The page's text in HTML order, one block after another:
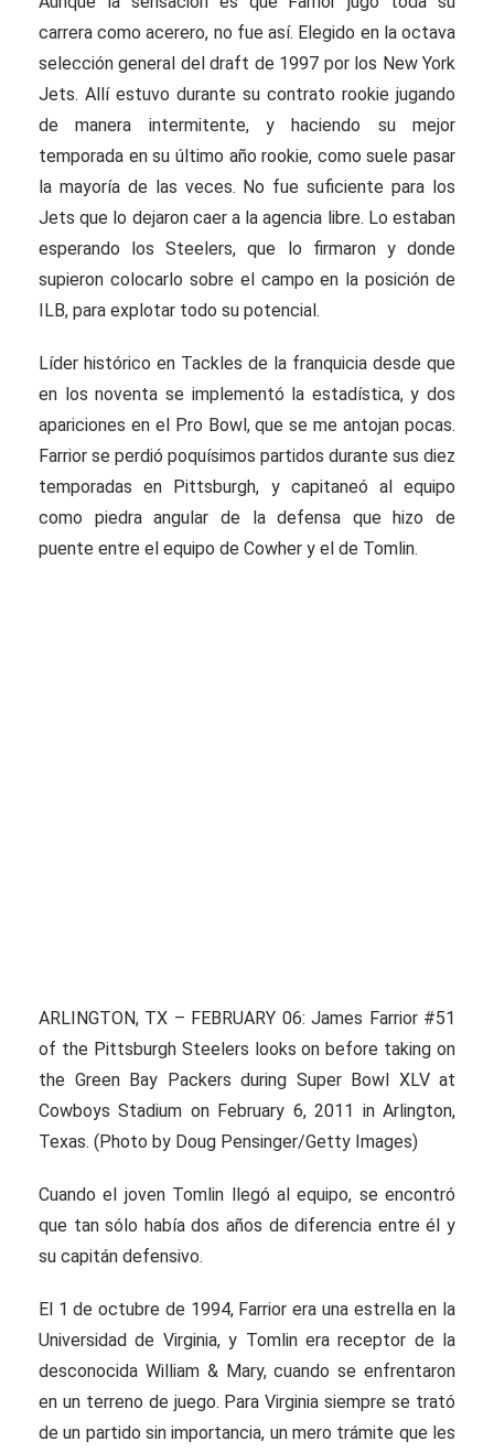
carrera como acerero, no fue así. Elegido en la octava
selección general del draft de 1997 por los New York
Jets. Allí estuvo durante su contrato rookie jugando
de manera intermitente, y haciendo su mejor
temporada en su último año rookie, como suele pasar
la mayoría de las veces. No fue suficiente para los
Jets que lo dejaron caer a la agencia libre. Lo estaban
esperando los Steelers, que lo firmaron y donde
supieron colocarlo sobre el campo en la posición de
ILB, para explotar todo su potencial.
Líder histórico en Tackles de la franquicia desde que
en los noventa se implementó la estadística, y dos
apariciones en el Pro Bowl, que se me antojan pocas.
Farrior se perdió poquísimos partidos durante sus diez
temporadas en Pittsburgh, y capitaneó al equipo
como piedra angular de la defensa que hizo de
puente entre el equipo de Cowher y el de Tomlin.
ARLINGTON, TX – FEBRUARY 06: James Farrior #51
of the Pittsburgh Steelers looks on before taking on
the Green Bay Packers during Super Bowl XLV at
Cowboys Stadium on February 6, 2011 in Arlington,
Texas. (Photo by Doug Pensinger/Getty Images)
Cuando el joven Tomlin llegó al equipo, se encontró
que tan sólo había dos años de diferencia entre él y
su capitán defensivo.
El 1 de octubre de 1994, Farrior era una estrella en la
Universidad de Virginia, y Tomlin era receptor de la
desconocida William & Mary, cuando se enfrentaron
en un terreno de juego. Para Virginia siempre se trató
de un partido sin importancia, un mero trámite que les